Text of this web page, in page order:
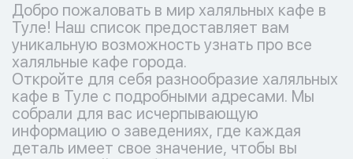
Добро пожаловать в мир халяльных кафе в
Туле! Наш список предоставляет вам
уникальную возможность узнать про все
халяльные кафе города.
Откройте для себя разнообразие халяльных
кафе в Туле с подробными адресами. Мы
собрали для вас исчерпывающую
информацию о заведениях, где каждая
деталь имеет свое значение, чтобы вы